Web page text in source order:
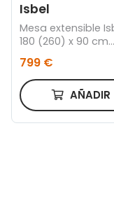
Isbel
Mesa extensible
180 (260) x 90 cm
roble
799 €
AÑADIR